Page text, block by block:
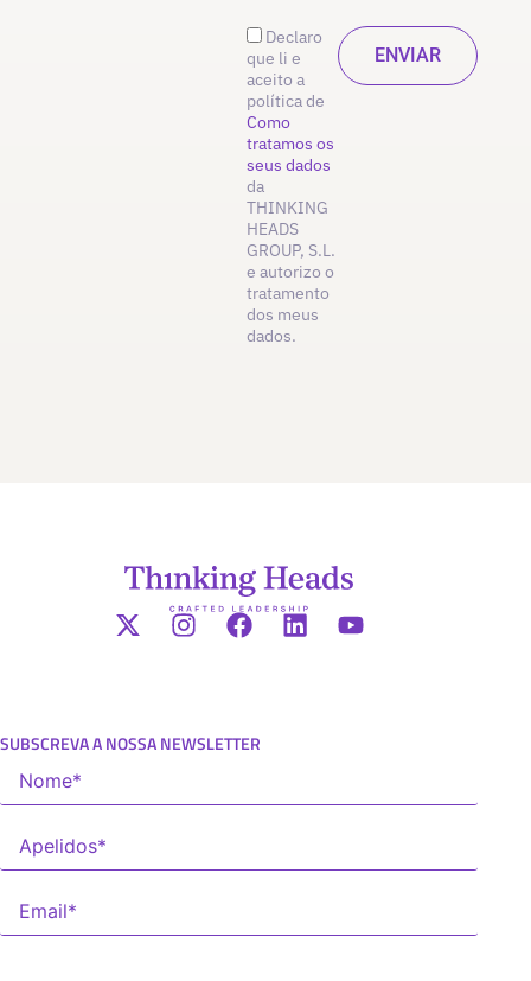
Declaro
que li e
aceito a
política de
Como
tratamos os
seus dados
da
THINKING
HEADS
GROUP, S.L.
e autorizo o
tratamento
dos meus
dados.
SUBSCREVA A NOSSA NEWSLETTER